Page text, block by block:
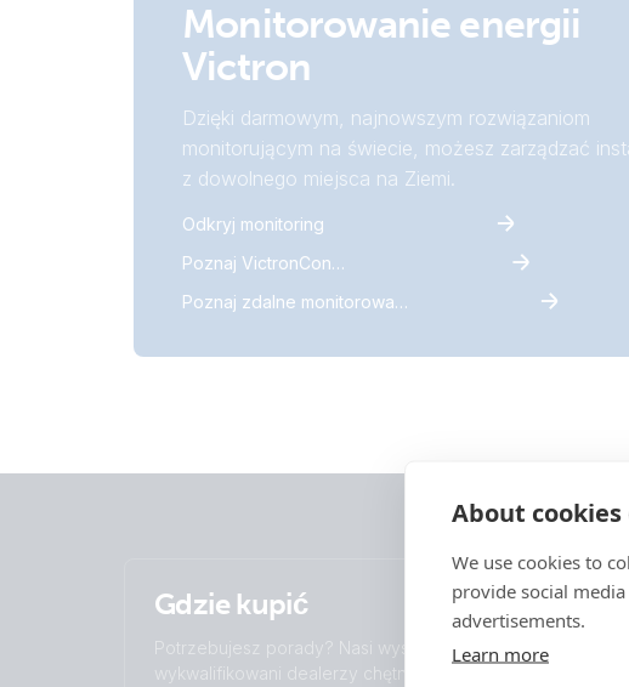
About
We use cookies to
provide social
advertisements.
Learn more
Monitorowanie energii
Victron
Dzięki darmowym, najnowszym rozwiązaniom
monitorującym na świecie, możesz zarządzać
z dowolnego miejsca na Ziemi.
Odkryj monitoring
Poznaj VictronConnect
Poznaj zdalne monitorowanie Victron
Gdzie kupić
Potrzebujesz porady? Nasi wysoko
wykwalifikowani dealerzy chętnie odpowiedzą